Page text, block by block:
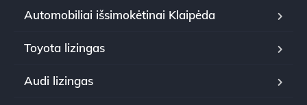
Automobiliai išsimokėtinai Klaipėda
Toyota lizingas
Audi lizingas